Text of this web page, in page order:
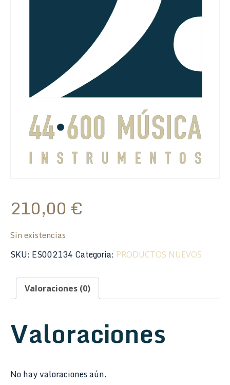
210,00 €
Sin existencias
SKU: ES002134 Categoría: PRODUCTOS NUEVOS
Valoraciones (0)
Valoraciones
No hay valoraciones aún.